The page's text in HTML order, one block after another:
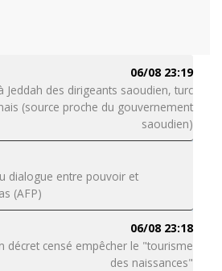
06/08 23:19
Jeddah des dirigeants saoudien, turc
(source proche du gouvernement
saoudien)
dialogue entre pouvoir et
(AFP)
06/08 23:18
décret censé empêcher le "tourisme
des naissances"